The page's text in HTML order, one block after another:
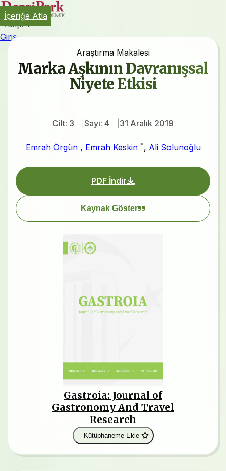
Türkçe
Giriş
Araştırma Makalesi
Marka Aşkının Davranışsal
Niyete Etkisi
Cilt: 3 Sayı: 4 31 Aralık 2019
Emrah Örgün, Emrah Keskin *, Ali Solunoğlu
PDF İndir
Kaynak Göster
Gastroia: Journal of
Gastronomy And Travel
Research
Kütüphaneme Ekle
İçeriğe Atla